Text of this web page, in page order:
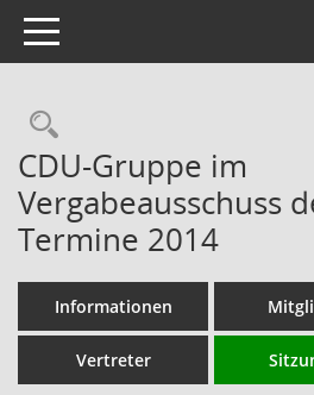
Toggle navigation
Rechercheauswahl
CDU-Gruppe im
Vergabeausschuss
Termine 2014
Informationen
Vertreter